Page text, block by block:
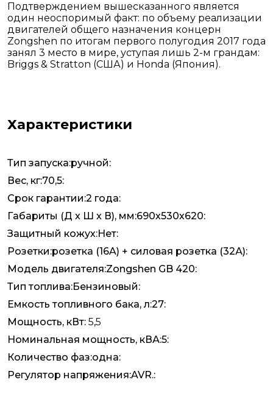
Подтверждением вышесказанного является
один неоспоримый факт: по объему реализации
двигателей общего назначения концерн
Zongshen по итогам первого полугодия 2017 года
занял 3 место в мире, уступая лишь 2-м грандам:
Briggs & Stratton (США) и Honda (Япония).
Характеристики
Тип запуска:ручной:
Вес, кг:70,5:
Срок гарантии:2 года:
Габариты (Д x Ш x В), мм:690х530х620:
Защитный кожух:Нет:
Розетки:розетка (16A) + силовая розетка (32А):
Модель двигателя:Zongshen GB 420:
Тип топлива:Бензиновый:
Емкость топливного бака, л:27:
Мощность, кВт: 5,5
Номинальная мощность, кВА:5:
Количество фаз:одна:
Регулятор напряжения:AVR.: